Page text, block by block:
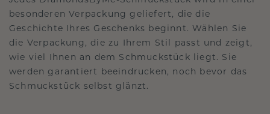
besonderen Verpackung geliefert, die die
Geschichte Ihres Geschenks beginnt. Wählen Sie
die Verpackung, die zu Ihrem Stil passt und zeigt,
wie viel Ihnen an dem Schmuckstück liegt. Sie
werden garantiert beeindrucken, noch bevor das
Schmuckstück selbst glänzt.